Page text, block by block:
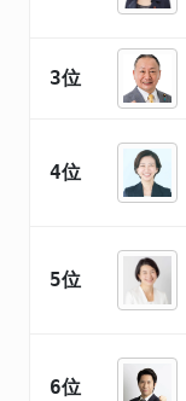
3位
4位
5位
6位